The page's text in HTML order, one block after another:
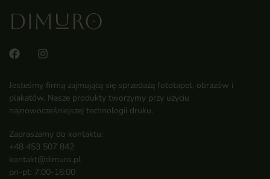
Jesteśmy firmą zajmującą się sprzedażą fototapet, obrazów i
plakatów. Nasze produkty tworzymy przy użyciu
najnowocześniejszej technologii druku.
Zapraszamy do kontaktu:
+48 453 507 842
kontakt@dimuro.pl
pn-pt: 7:00-16:00